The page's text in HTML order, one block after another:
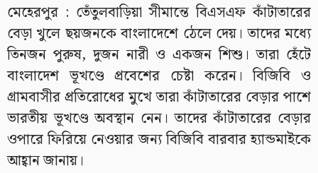
মেহেরপুর : তেঁতুলবাড়িয়া সীমান্তে বিএসএফ কাঁটাতারের
বেড়া খুলে ছয়জনকে বাংলাদেশে ঠেলে দেয়। তাদের মধ্যে
তিনজন পুরুষ, দুজন নারী ও একজন শিশু। তারা হেঁটে
বাংলাদেশ ভূখণ্ডে প্রবেশের চেষ্টা করেন। বিজিবি ও
গ্রামবাসীর প্রতিরোধের মুখে তারা কাঁটাতারের বেড়ার পাশে
ভারতীয় ভূখণ্ডে অবস্থান নেন। তাদের কাঁটাতারের বেড়ার
ওপারে ফিরিয়ে নেওয়ার জন্য বিজিবি বারবার হ্যান্ডমাইকে
আহ্বান জানায়।